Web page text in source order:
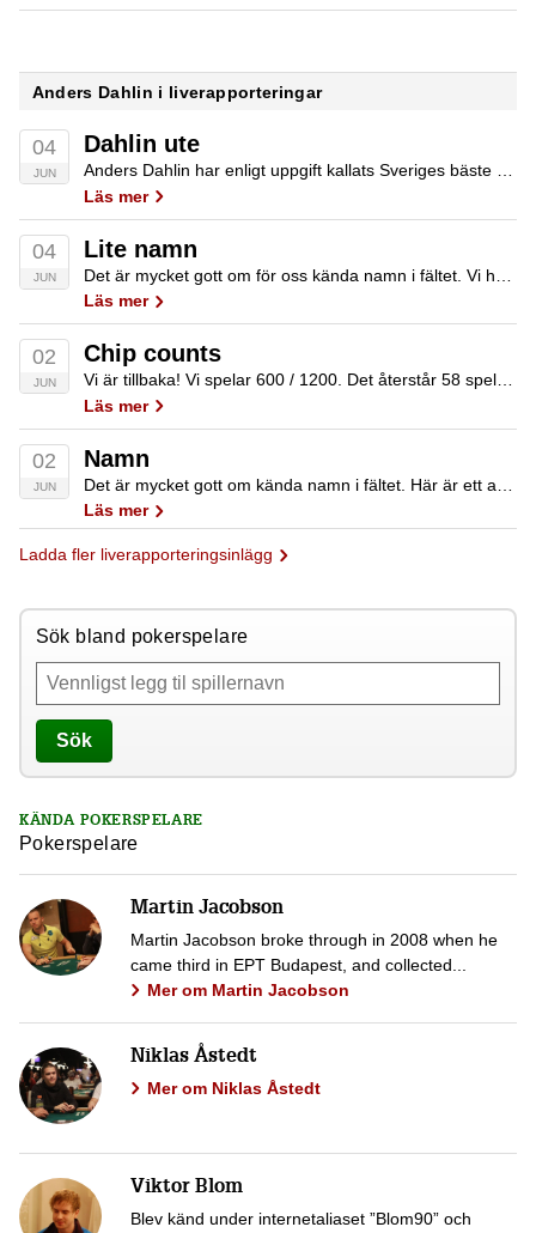
Anders Dahlin i liverapporteringar
04
JUN
Dahlin ute
Anders Dahlin har enligt uppgift kallats Sveriges bäste dag 1-spelare. Det hjälpte inte idag, Anders är ute och står just nu och letar resa hem.
Läs mer
04
JUN
Lite namn
Läs mer
02
JUN
Chip counts
Vi är tillbaka! Vi spelar 600 / 1200. Det återstår 58 spelare, och så här såg chip counten ut i toppen samt i urval i middagsbreaket! 1) Diako Marwati, 200 0002) Fredrik Boberg, 152 0003) Morgan Wald, 145 0004) Johnny…
Läs mer
02
JUN
Namn
Läs mer
Ladda fler liverapporteringsinlägg
Sök bland pokerspelare
Sök
KÄNDA POKERSPELARE
Pokerspelare
Martin Jacobson
Martin Jacobson broke through in 2008 when he
came third in EPT Budapest, and collected...
Mer om Martin Jacobson
Niklas Åstedt
Mer om Niklas Åstedt
Viktor Blom
Blev känd under internetaliaset ”Blom90” och